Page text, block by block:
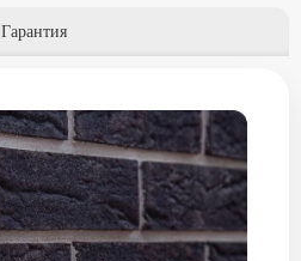
Гарантия